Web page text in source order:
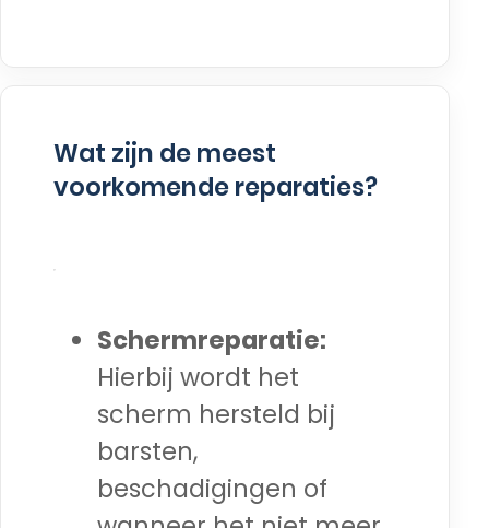
Wat zijn de meest
voorkomende reparaties?
Schermreparatie:
Hierbij wordt het
scherm hersteld bij
barsten,
beschadigingen of